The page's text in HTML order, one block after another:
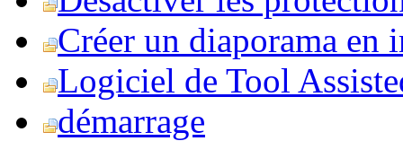
Créer un diaporama en
Logiciel de Tool
démarrage